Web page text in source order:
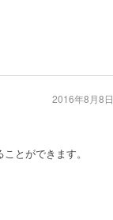
とができます。
2016年8月8日